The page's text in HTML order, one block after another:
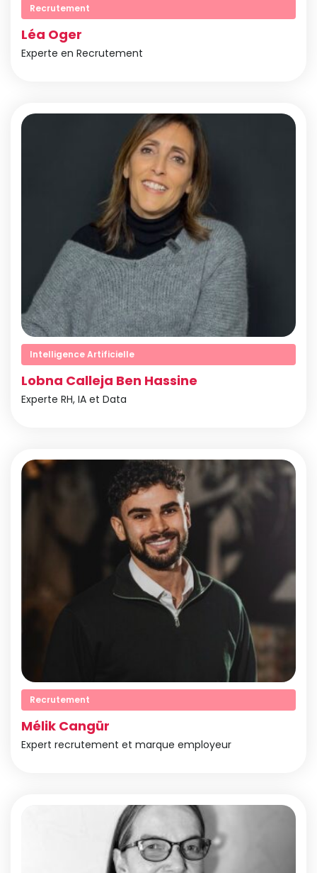
Recrutement
Léa Oger
Experte en Recrutement
Intelligence Artificielle
Lobna Calleja Ben Hassine
Experte RH, IA et Data
Recrutement
Mélik Cangür
Expert recrutement et marque employeur